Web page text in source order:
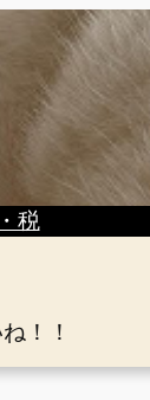
税
！！